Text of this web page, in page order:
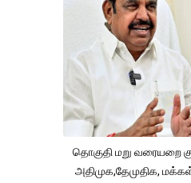
தொகுதி மறு வரையறை
அதிமுக,தேமுதிக,